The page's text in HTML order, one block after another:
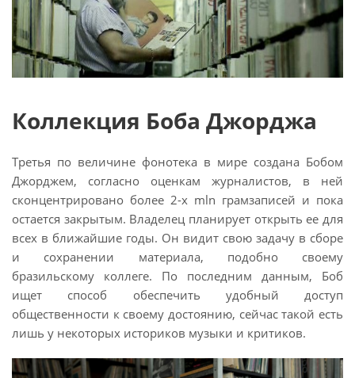
Коллекция Боба Джорджа
Третья по величине фонотека в мире создана Бобом
Джорджем, согласно оценкам журналистов, в ней
сконцентрировано более 2-х mln грамзаписей и пока
остается закрытым. Владелец планирует открыть ее для
всех в ближайшие годы. Он видит свою задачу в сборе
и сохранении материала, подобно своему
бразильскому коллеге. По последним данным, Боб
ищет способ обеспечить удобный доступ
общественности к своему достоянию, сейчас такой есть
лишь у некоторых историков музыки и критиков.